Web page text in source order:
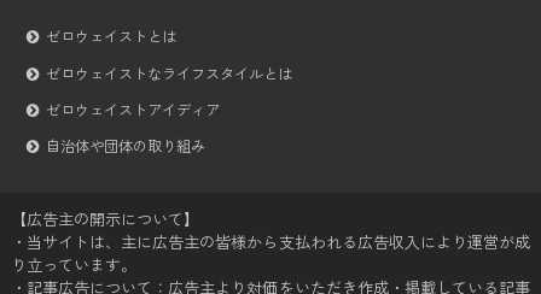
ゼロウェイストとは
ゼロウェイストなライフスタイルとは
ゼロウェイストアイディア
自治体や団体の取り組み
【広告主の開示について】
・当サイトは、主に広告主の皆様から支払われる広告収入により運営が成
り立っています。
・記事広告について：広告主より対価をいただき作成・掲載している記事